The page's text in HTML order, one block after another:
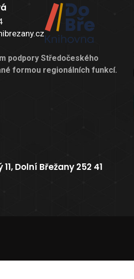
podpory Středočeského
formou regionálních funkcí.
11, Dolní Břežany 252 41